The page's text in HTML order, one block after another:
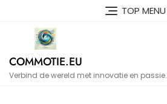
TOP MENU
COMMOTIE.EU
Verbind de wereld met innovatie en passie.